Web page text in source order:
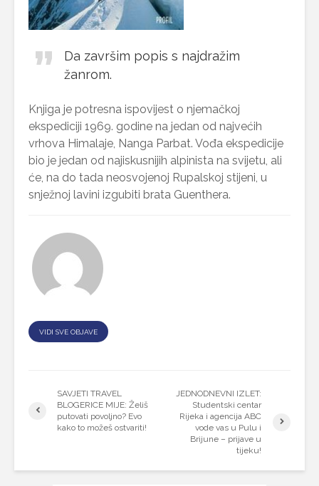
Da završim popis s najdražim
žanrom.
Knjiga je potresna ispovijest o njemačkoj
ekspediciji 1969. godine na jedan od najvećih
vrhova Himalaje, Nanga Parbat. Vođa ekspedicije
bio je jedan od najiskusnijih alpinista na svijetu, ali
će, na do tada neosvojenoj Rupalskoj stijeni, u
snježnoj lavini izgubiti brata Guenthera.
VIDI SVE OBJAVE
SAVJETI TRAVEL
BLOGERICE MIJE: Želiš
putovati povoljno? Evo
kako to možeš ostvariti!
JEDNODNEVNI IZLET:
Studentski centar
Rijeka i agencija ABC
vode vas u Pulu i
Brijune – prijave u
tijeku!